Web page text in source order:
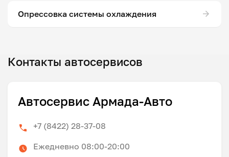
Опрессовка системы охлаждения
Контакты автосервисов
Автосервис Армада-Авто
+7 (8422) 28-37-08
Ежедневно 08:00-20:00